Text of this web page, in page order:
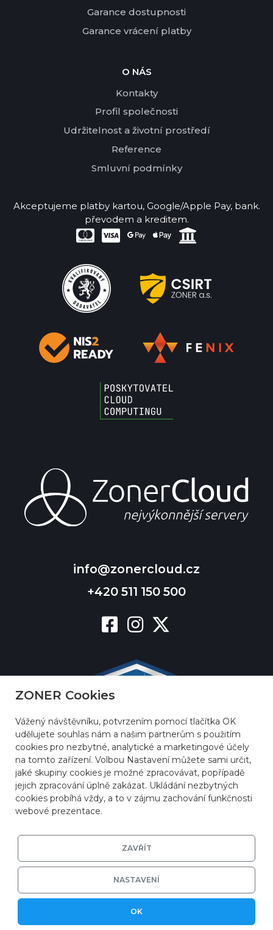
info@zonercloud.cz
+420 511 150 500
Garance dostupnosti
Garance vrácení platby
O NÁS
Kontakty
Profil společnosti
Udržitelnost a životní prostředí
Reference
Smluvní podmínky
Akceptujeme platby kartou, Google/Apple Pay, bank.
převodem a kreditem.
© 2026ZONER a.s.|EFRR|Ochrana soukromí
Nastavení cookies
ZONER Cookies
Vážený návštěvníku, potvrzením pomocí tlačítka OK
udělujete souhlas nám a našim partnerům s použitím
cookies pro nezbytné, analytické a marketingové účely
na tomto zařízení. Volbou Nastavení můžete sami určit,
jaké skupiny cookies je možné zpracovávat, popřípadě
jejich zpracování úplně zakázat. Ukládání nezbytných
cookies probíhá vždy, a to v zájmu zachování funkčnosti
webové prezentace.
ZAVŘÍT
NASTAVENÍ
OK